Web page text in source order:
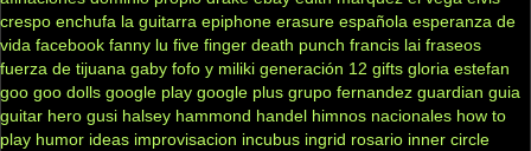
crespo enchufa la guitarra epiphone erasure española esperanza de
vida facebook fanny lu five finger death punch francis lai fraseos
fuerza de tijuana gaby fofo y miliki generación 12 gifts gloria estefan
goo goo dolls google play google plus grupo fernandez guardian guia
guitar hero gusi halsey hammond handel himnos nacionales how to
play humor ideas improvisacion incubus ingrid rosario inner circle